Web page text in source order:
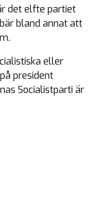
det elfte partiet
bland annat att
eller
president
Socialistparti är